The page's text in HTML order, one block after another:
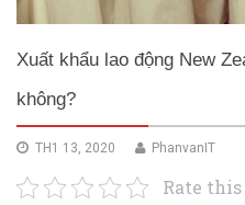
Xuất khẩu lao động New
không?
TH1 13, 2020 PhanvanIT
Rate this